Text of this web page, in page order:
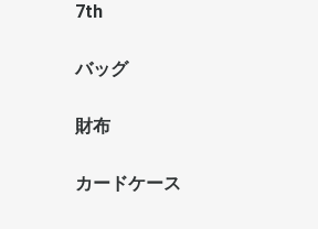
7th
バッグ
財布
カードケース